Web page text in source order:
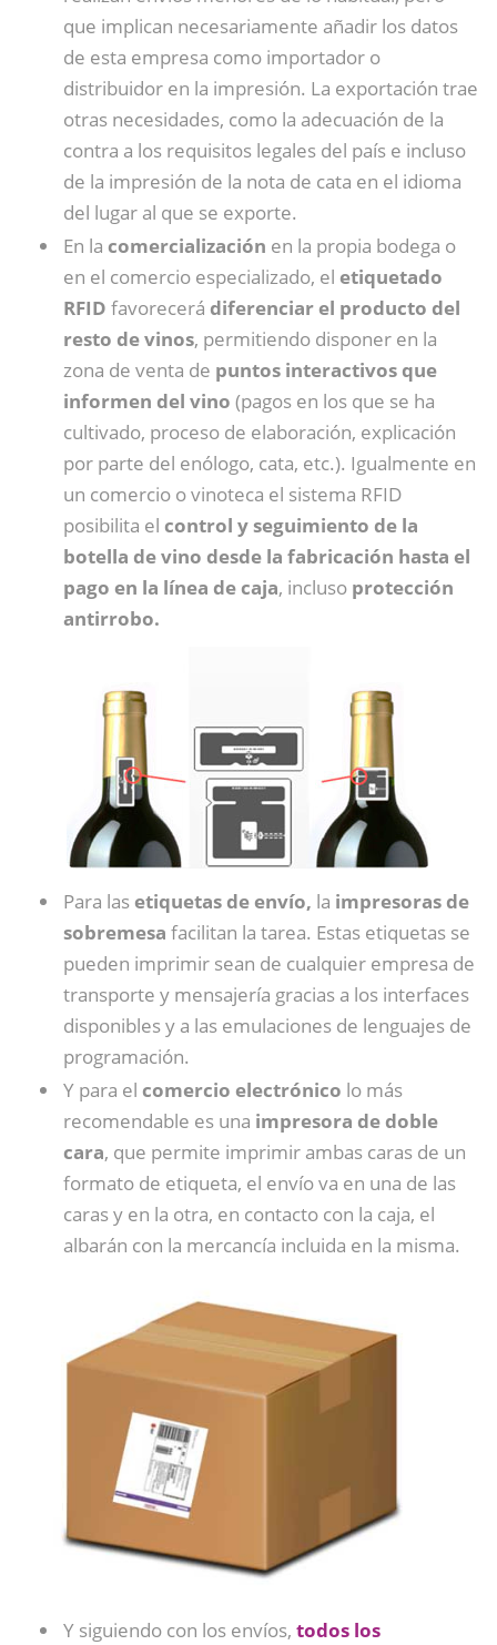
que implican necesariamente añadir los datos
de esta empresa como importador o
distribuidor en la impresión. La exportación trae
otras necesidades, como la adecuación de la
contra a los requisitos legales del país e incluso
de la impresión de la nota de cata en el idioma
del lugar al que se exporte.
En la comercialización en la propia bodega o
en el comercio especializado, el etiquetado
RFID favorecerá diferenciar el producto del
resto de vinos, permitiendo disponer en la
zona de venta de puntos interactivos que
informen del vino (pagos en los que se ha
cultivado, proceso de elaboración, explicación
por parte del enólogo, cata, etc.). Igualmente en
un comercio o vinoteca el sistema RFID
posibilita el control y seguimiento de la
botella de vino desde la fabricación hasta el
pago en la línea de caja, incluso protección
antirrobo.
Para lasetiquetas de envío, la impresoras de
sobremesa facilitan la tarea. Estas etiquetas se
pueden imprimir sean de cualquier empresa de
transporte y mensajería gracias a los interfaces
disponibles y a las emulaciones de lenguajes de
programación.
Y para el comercio electrónico lo más
recomendable es una impresora de doble
cara, que permite imprimir ambas caras de un
formato de etiqueta, el envío va en una de las
caras y en la otra, en contacto con la caja, el
albarán con la mercancía incluida en la misma.
Y siguiendo con los envíos, todos los